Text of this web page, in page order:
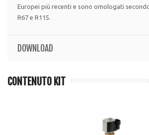
Europei più recenti e sono omologati
R67 e R115.
DOWNLOAD
CONTENUTO KIT